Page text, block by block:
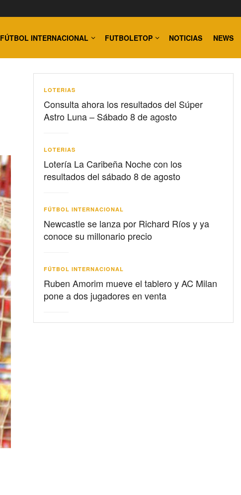
FÚTBOL INTERNACIONAL FUTBOLETOP NOTICIAS NEWS
LOTERIAS
Consulta ahora los resultados del Súper
Astro Luna – Sábado 8 de agosto
LOTERIAS
Lotería La Caribeña Noche con los
resultados del sábado 8 de agosto
FÚTBOL INTERNACIONAL
Newcastle se lanza por Richard Ríos y ya
conoce su millonario precio
FÚTBOL INTERNACIONAL
Ruben Amorim mueve el tablero y AC Milan
pone a dos jugadores en venta